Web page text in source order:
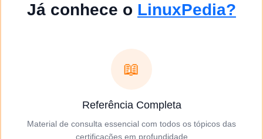
Já conhece o LinuxPedia?
📖
Referência Completa
Material de consulta essencial com todos os tópicos das
certificações em profundidade